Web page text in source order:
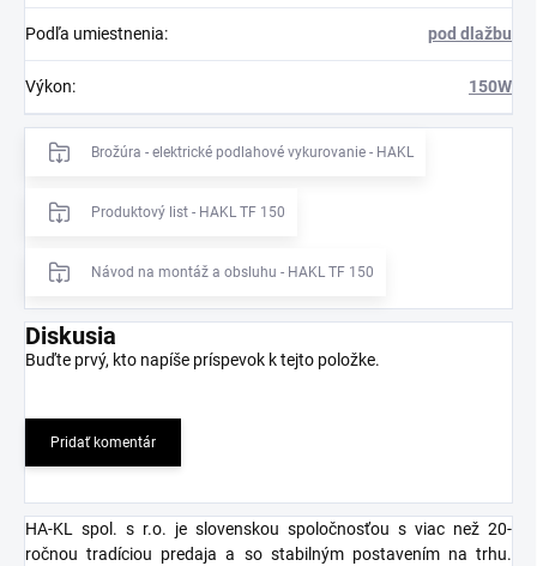
Podľa umiestnenia: pod dlažbu
Výkon: 150W
Brožúra - elektrické podlahové vykurovanie - HAKL
Produktový list - HAKL TF 150
Návod na montáž a obsluhu - HAKL TF 150
Diskusia
Buďte prvý, kto napíše príspevok k tejto položke.
Pridať komentár
HA-KL spol. s r.o. je slovenskou spoločnosťou s viac než 20-
ročnou tradíciou predaja a so stabilným postavením na trhu.